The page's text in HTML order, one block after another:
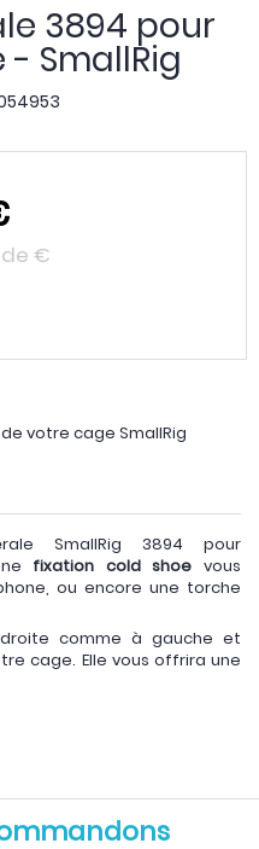
3894 pour
SmallRig
€
votre cage SmallRig
SmallRig 3894 pour
fixation cold shoe vous
ou encore une torche
comme à gauche et
cage. Elle vous offrira une